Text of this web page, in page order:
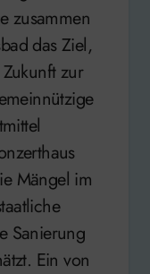
zusammen
das Ziel,
zur
Mängel im
Sanierung
Ein von